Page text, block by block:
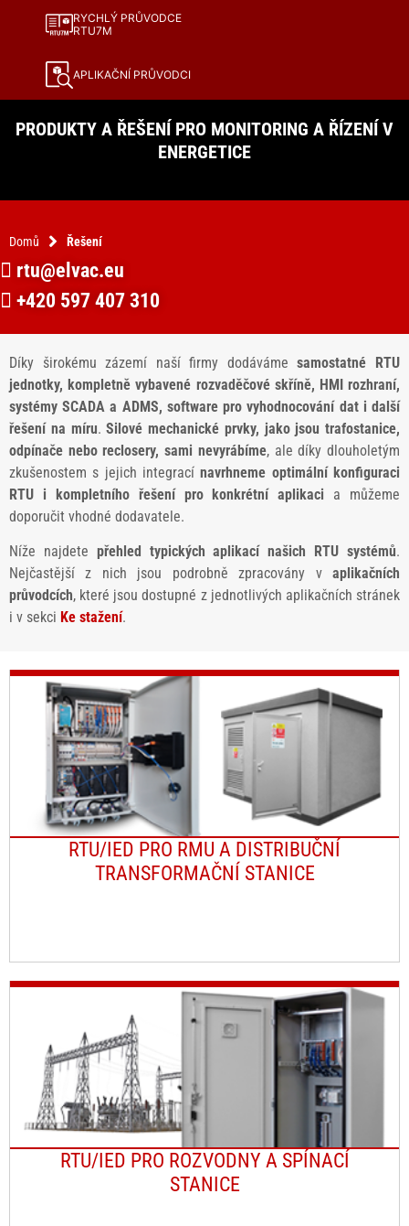
RYCHLÝ PRŮVODCE
RTU7M
APLIKAČNÍ PRŮVODCI
PRODUKTY A ŘEŠENÍ PRO MONITORING A ŘÍZENÍ V
ENERGETICE
Domů Řešení
rtu@elvac.eu
+420 597 407 310
Díky širokému zázemí naší firmy dodávámesamostatné RTU
jednotky, kompletně vybavené rozvaděčové skříně, HMI rozhraní,
systémy SCADA a ADMS, software pro vyhodnocování dat i další
řešení na míru.Silové mechanické prvky, jako jsou trafostanice,
odpínače nebo reclosery, sami nevyrábíme, ale díky dlouholetým
zkušenostem s jejich integracínavrhneme optimální konfiguraci
RTU i kompletního řešení pro konkrétní aplikaci a můžeme
doporučit vhodné dodavatele.
Níže najdete přehled typických aplikací našich RTU systémů.
Nejčastější z nich jsou podrobně zpracovány v aplikačních
průvodcích, které jsou dostupné z jednotlivých aplikačních stránek
i v sekci Ke stažení.
RTU/IED PRO RMU A DISTRIBUČNÍ
TRANSFORMAČNÍ STANICE
RTU/IED PRO ROZVODNY A SPÍNACÍ
STANICE